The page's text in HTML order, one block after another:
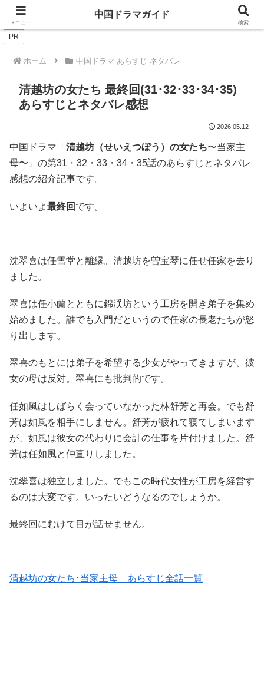
ドラマは歴史を知るともっと面白い！
PR
ホーム 中国ドラマ あらすじ ネタバレ
清越坊の女たち 最終回(31･32･33･34･35)
あらすじとネタバレ感想
2026.05.12
中国ドラマ「 清越坊（せいえつぼう）の女たち〜当家主
母〜」の第31・32・33・34・35話のあらすじとネタバレ
感想の紹介記事です。
いよいよ最終回 です。
沈翠喜は任雪堂と離縁。清越坊を曽宝琴に任せ任家を去り
ました。
翠喜は任小蘭とともに錦渓坊という工房を開き弟子を集め
始めました。誰でも入門だというので任家の長老たちが怒
り出します。
翠喜のもとには弟子を希望する少女がやってきますが、彼
女の母は反対。翠喜にも批判的です。
任如風はしばらく会っていなかった林舒芳と再会。でも舒
芳は如風を相手にしません。舒芳が疲れて寝てしまいます
が、如風は彼女の代わりに会計の仕事を片付けました。舒
芳は任如風と仲直りしました。
沈翠喜は独立しました。でもこの時代女性が工房を経営す
るのは大変です。いったいどうなるのでしょうか。
最終回にむけて目が話せません。
清越坊の女たち･当家主母 あらすじ全話一覧
メニュー
中国ドラマガイド
検索